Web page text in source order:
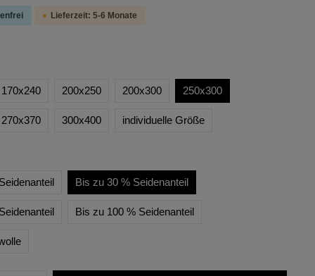
Lieferzeit: 5-6 Monate
170x240 200x250 200x300 250x300
270x370 300x400 individuelle Größe
Bis zu 30 % Seidenanteil
Bis zu 100 % Seidenanteil